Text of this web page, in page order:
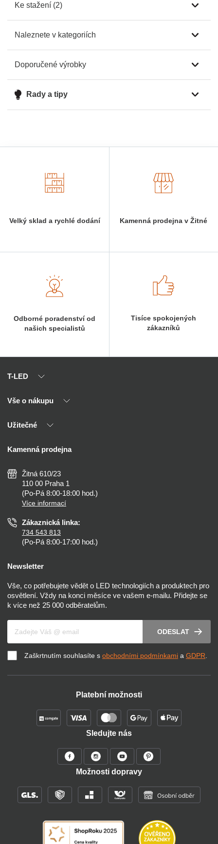
Ke stažení (2)
Naleznete v kategoriích
Doporučené výrobky
Rady a tipy
Velký sklad a rychlé dodání Kamenná prodejna v Žitné
Odborné poradenství od
našich specialistů
Tisíce spokojených
zákazníků
T-LED
O nás
Kontakty
Vše o nákupu
Výhody T-LED
Montáž
Nejčastější dotazy
Než koupíte
Osvětlení dle místnosti
Užitečné
Reklamace a vrácení
Zásady ochrany soukromí
Nastavení cookies
Prohlášení o přístupnosti
Kamenná prodejna
Žitná 610/23
110 00 Praha 1
(Po-Pá 8:00-18:00 hod.)
Více informací
Zákaznická linka:
734 543 813
(Po-Pá 8:00-17:00 hod.)
Newsletter
Vše, co potřebujete vědět o LED technologiích a produktech pro
osvětlení. Vždy na konci měsíce ve vašem e-mailu. Přidejte se
k více než 25 000 odběratelům.
ODESLAT
Zaškrtnutím souhlasíte s obchodními podmínkami a GDPR
Platební možnosti
Sledujte nás
Možnosti dopravy